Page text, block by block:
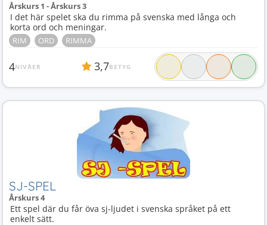
Årskurs 1 - Årskurs 3
I det här spelet ska du rimma på svenska med långa och
korta ord och meningar.
RIM ORD RIMMA
4NIVÅER 3,7BETYG
SJ-SPEL
Årskurs 4
Ett spel där du får öva sj-ljudet i svenska språket på ett
enkelt sätt.